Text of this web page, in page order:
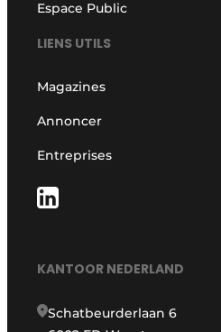
Espace Public
LIENS UTILS
Magazines
Annoncer
Entreprises
KANTOOR NEDERLAND
Schatbeurderlaan 6